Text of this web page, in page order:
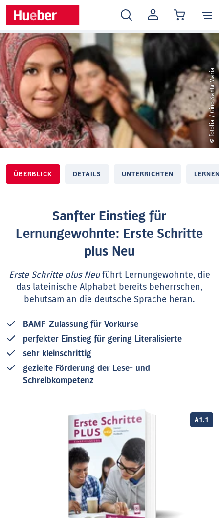
MEIN
KONTO
© fotolia / Gino Santa Maria
ÜBERBLICK DETAILS UNTERRICHTEN
A1.1
Sanfter Einstieg für
Lernungewohnte: Erste Schritte
plus Neu
Erste Schritte plus Neuführt Lernungewohnte, die
das lateinische Alphabet bereits beherrschen,
behutsam an die deutsche Sprache heran.
BAMF-Zulassung für Vorkurse
perfekter Einstieg für gering Literalisierte
sehr kleinschrittig
gezielte Förderung der Lese- und
Schreibkompetenz